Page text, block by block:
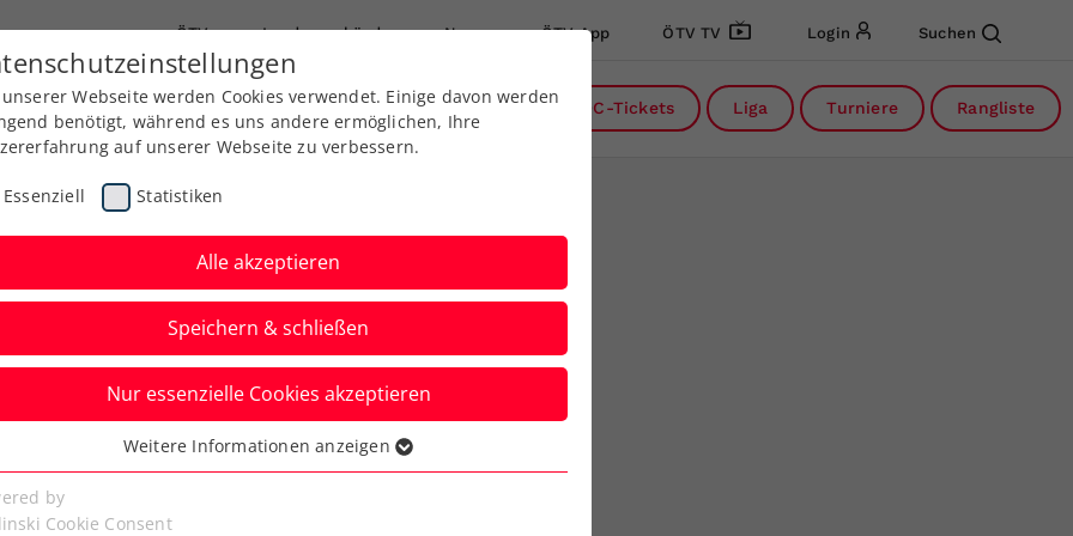
ÖTV Landesverbände News ÖTV App ÖTV TV Login Suchen
Ausbildung Services Über uns Kreise DC-Tickets Liga Turniere Rangliste
Ofner muss
beenden
Webseite werden Cookies verwendet. Einige davon werden
benötigt, während es uns andere ermöglichen, Ihre
auf unserer Webseite zu verbessern.
Essenziell Statistiken
Alle akzeptieren
Speichern & schließen
Nur essenzielle Cookies akzeptieren
Cookies werden für grundlegende Funktionen der
benötigt. Dadurch ist gewährleistet, dass die Webseite
Weitere Informationen anzeigen
by
Cookie Consent